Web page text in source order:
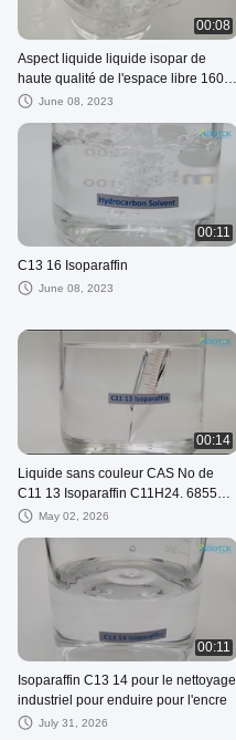
00:08
Aspect liquide liquide isopar de
haute qualité de l'espace libre 160-
180°C de G Isoparaffin pour des
June 08, 2023
00:11
C13 16 Isoparaffin
June 08, 2023
00:14
Liquide sans couleur CAS No de
C11 13 Isoparaffin C11H24. 68551-
17-7May 02, 2026
00:11
Isoparaffin C13 14 pour le nettoyage
industriel pour enduire pour l'encre
July 31, 2026